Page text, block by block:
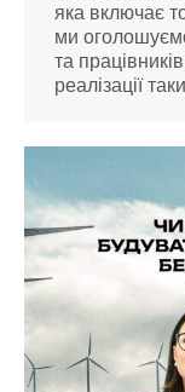
яка включає
ми
та
реалізації